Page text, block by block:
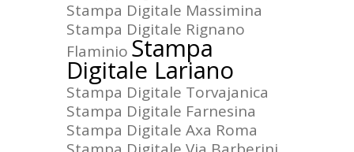
Stampa Digitale Massimina
Stampa Digitale Rignano
Flaminio Stampa
Digitale Lariano
Stampa Digitale Torvajanica
Stampa Digitale Farnesina
Stampa Digitale Axa Roma